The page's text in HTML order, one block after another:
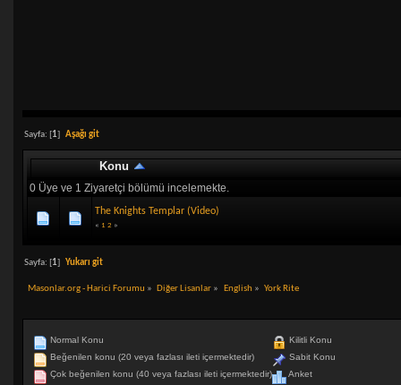
Sayfa: [1] Aşağı git
Konu
0 Üye ve 1 Ziyaretçi bölümü incelemekte.
The Knights Templar (Video)
« 1 2 »
Sayfa: [1] Yukarı git
Masonlar.org - Harici Forumu » Diğer Lisanlar » English» York Rite
Normal Konu
Beğenilen konu (20 veya fazlası ileti içermektedir)
Çok beğenilen konu (40 veya fazlası ileti içermektedir)
Kilitli Konu
Sabit Konu
Anket